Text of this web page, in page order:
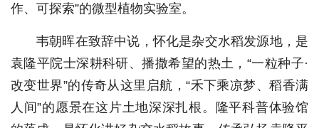
作、可探索”的微型植物实验室。
韦朝晖在致辞中说，怀化是杂交水稻发源地，是
袁隆平院士深耕科研、播撒希望的热土，“一粒种子·
改变世界”的传奇从这里启航，“禾下乘凉梦、稻香满
人间”的愿景在这片土地深深扎根。隆平科普体验馆